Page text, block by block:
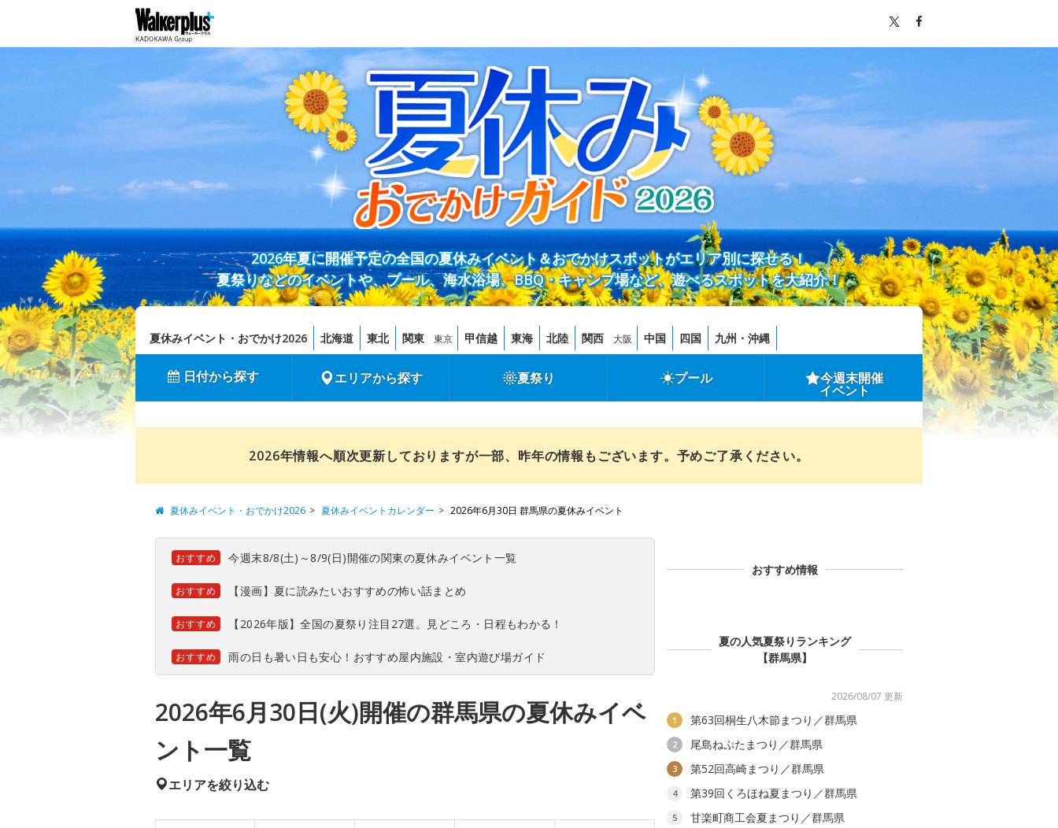
2026年夏に開催予定の全国の夏休みイベント＆おでかけスポットがエリア別に探せる！
夏祭りなどのイベントや、プール、海水浴場、BBQ・キャンプ場など、遊べるスポットを大紹介！
夏休みイベント・おでかけ2026 北海道 東北 関東 東京 甲信越 東海 北陸 関西 大阪 中国 四国 九州・沖縄
日付から探す エリアから探す 夏祭り プール 今週末開催
イベント
2026年情報へ順次更新しておりますが一部、昨年の情報もございます。予めご了承ください。
夏休みイベント・おでかけ2026 夏休みイベントカレンダー 2026年6月30日 群馬県の夏休みイベント
おすすめ 今週末8/8(土)～8/9(日)開催の関東の夏休みイベント一覧
おすすめ 【漫画】夏に読みたいおすすめの怖い話まとめ
おすすめ 【2026年版】全国の夏祭り注目27選。見どころ・日程もわかる！
おすすめ 雨の日も暑い日も安心！おすすめ屋内施設・室内遊び場ガイド
2026年6月30日(火)開催の群馬県の夏休みイベ
ント一覧
エリアを絞り込む
おすすめ情報
夏の人気夏祭りランキング
【群馬県】
2026/08/07 更新
1 第63回桐生八木節まつり／群馬県
2 尾島ねぷたまつり／群馬県
3 第52回高崎まつり／群馬県
4 第39回くろほね夏まつり／群馬県
5
甘楽町商工会夏まつり／群馬県